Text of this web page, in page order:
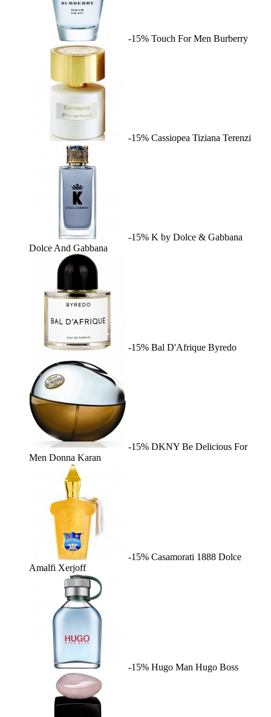
-15% Touch For Men Burberry
-15% Cassiopea Tiziana Terenzi
-15% K by Dolce & Gabbana
Dolce And Gabbana
-15% Bal D'Afrique Byredo
-15% DKNY Be Delicious For
Men Donna Karan
-15% Casamorati 1888 Dolce
Amalfi Xerjoff
-15% Hugo Man Hugo Boss